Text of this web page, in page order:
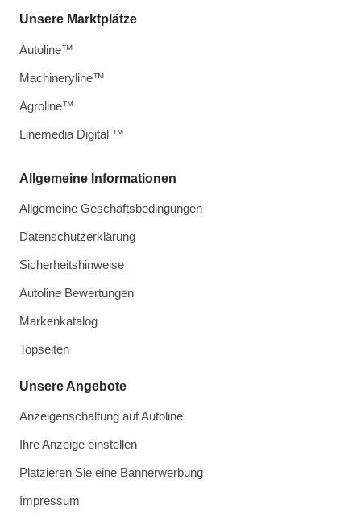
Allgemeine Informationen
Allgemeine Geschäftsbedingungen
Datenschutzerklärung
Sicherheitshinweise
Autoline Bewertungen
Markenkatalog
Topseiten
Unsere Angebote
Anzeigenschaltung auf Autoline
Ihre Anzeige einstellen
Platzieren Sie eine Bannerwerbung
Impressum
Unsere Marktplätze
Autoline™
Machineryline™
Agroline™
Linemedia Digital ™